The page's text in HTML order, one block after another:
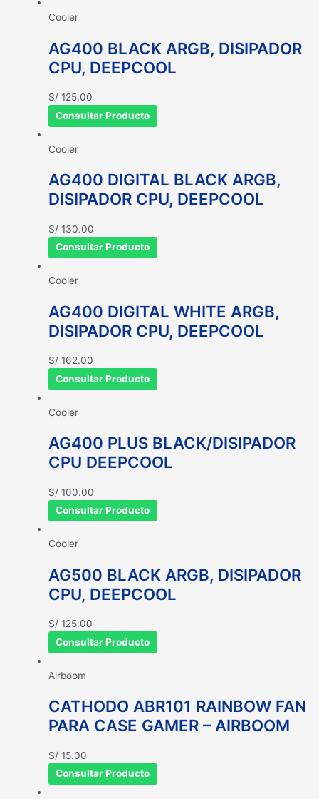
Cooler
AG400 BLACK ARGB, DISIPADOR
CPU, DEEPCOOL
S/ 125.00
Consultar Producto
Cooler
AG400 DIGITAL BLACK ARGB,
DISIPADOR CPU, DEEPCOOL
S/ 130.00
Consultar Producto
Cooler
AG400 DIGITAL WHITE ARGB,
DISIPADOR CPU, DEEPCOOL
S/ 162.00
Consultar Producto
Cooler
AG400 PLUS BLACK/DISIPADOR
CPU DEEPCOOL
S/ 100.00
Consultar Producto
Cooler
AG500 BLACK ARGB, DISIPADOR
CPU, DEEPCOOL
S/ 125.00
Consultar Producto
Airboom
CATHODO ABR101 RAINBOW FAN
PARA CASE GAMER – AIRBOOM
S/ 15.00
Consultar Producto